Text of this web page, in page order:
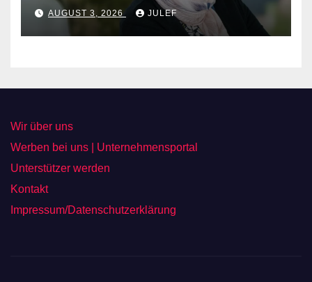
AUGUST 3, 2026 JULEF
Wir über uns
Werben bei uns | Unternehmensportal
Unterstützer werden
Kontakt
Impressum/Datenschutzerklärung